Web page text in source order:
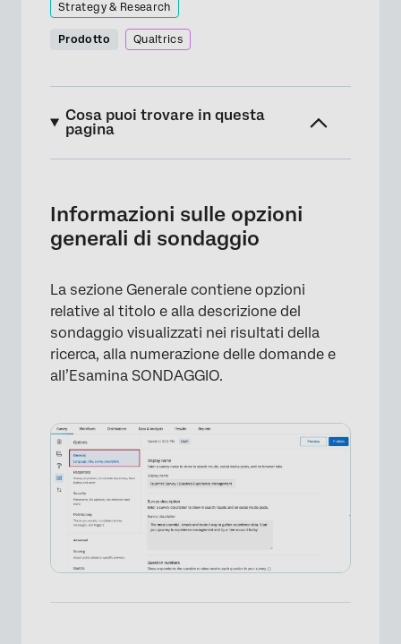
Strategy & Research
Prodotto Qualtrics
Cosa puoi trovare in questa
pagina
Visualizza nome e descrizione del sondaggio
Numeri domande
Revisione esperto
Nuova esperienza di partecipazione a un
sondaggio
progetti
FAQs
Informazioni sulle opzioni
generali di sondaggio
La sezione Generale contiene opzioni
relative al titolo e alla descrizione del
sondaggio visualizzati nei risultati della
ricerca, alla numerazione delle domande e
all’Esamina SONDAGGIO.